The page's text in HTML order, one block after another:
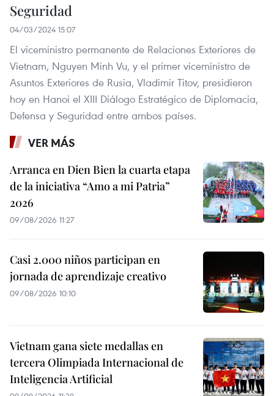
Seguridad
04/03/2024 15:07
El viceministro permanente de Relaciones Exteriores de
Vietnam, Nguyen Minh Vu, y el primer viceministro de
Asuntos Exteriores de Rusia, Vladimir Titov, presidieron
hoy en Hanoi el XIII Diálogo Estratégico de Diplomacia,
Defensa y Seguridad entre ambos países.
VER MÁS
Arranca en Dien Bien la cuarta etapa
de la iniciativa “Amo a mi Patria”
2026
09/08/2026 11:27
Casi 2.000 niños participan en
jornada de aprendizaje creativo
09/08/2026 10:10
Vietnam gana siete medallas en
tercera Olimpiada Internacional de
Inteligencia Artificial